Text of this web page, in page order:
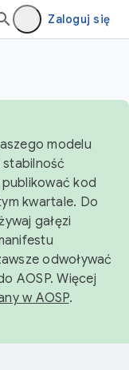
Zaloguj się
modelu
kod
kwartale. Do
gałęzi
odwoływać
AOSP. Więcej
w AOSP.